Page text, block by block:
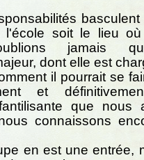
soit le lieu où
jamais
dont elle est
il pourrait se
et
que nous
connaissons
en est une entrée,